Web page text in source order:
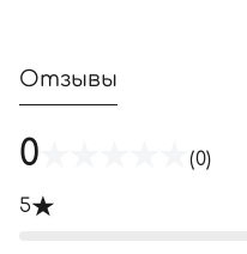
Отзывы
0 (0)
5